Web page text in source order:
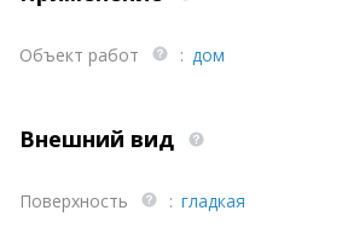
Объект работ : дом
Внешний вид
Поверхность : гладкая